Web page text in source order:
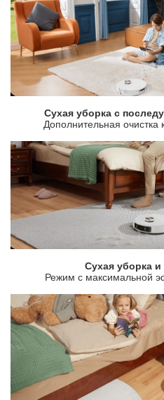
Сухая уборка с
Дополнительная очистка
Сухая уборка
Режим с максимальной